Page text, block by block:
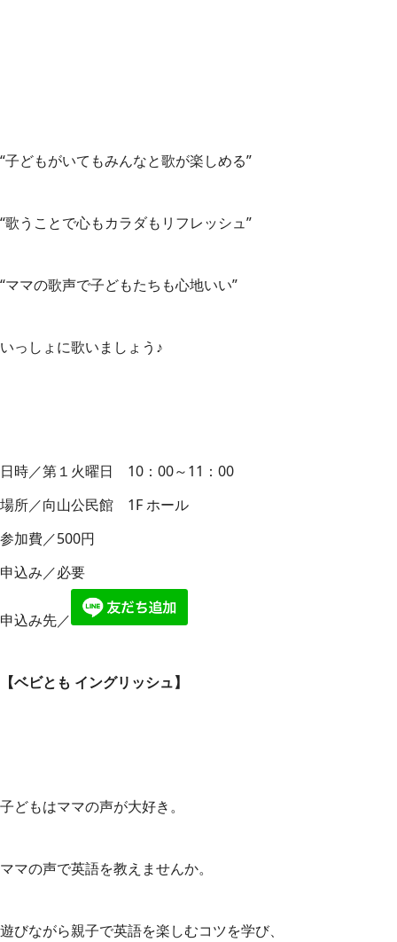
“子どもがいてもみんなと歌が楽しめる”
“歌うことで心もカラダもリフレッシュ”
“ママの歌声で子どもたちも心地いい”
いっしょに歌いましょう♪
日時／第１火曜日 10：00～11：00
場所／向山公民館 1F ホール
参加費／500円
申込み／必要
申込み先／
【ベビとも イングリッシュ】
子どもはママの声が大好き。
ママの声で英語を教えませんか。
遊びながら親子で英語を楽しむコツを学び、